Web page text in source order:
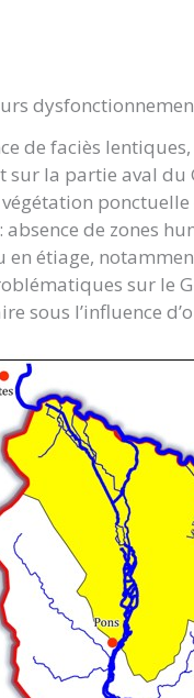
de faciès
la partie aval du
ponctuelle
de zones
étiage,
sur le
sous l’influence